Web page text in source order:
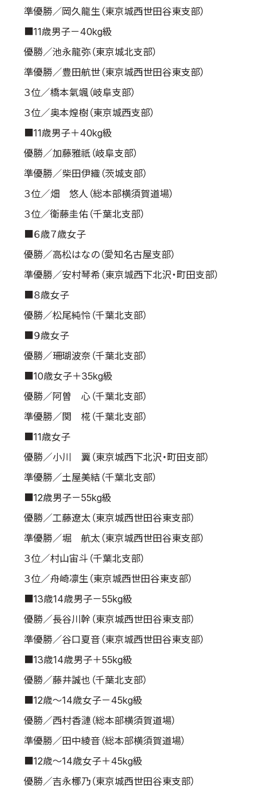
準優勝／岡久龍生（東京城西世田谷東支部）
■11歳男子－40kg級
優勝／池永龍弥（東京城北支部）
準優勝／豊田航世（東京城西世田谷東支部）
３位／橋本氣颯（岐阜支部）
３位／奥本煌樹（東京城西支部）
■11歳男子＋40kg級
優勝／加藤雅祇（岐阜支部）
準優勝／柴田伊織（茨城支部）
３位／畑 悠人（総本部横須賀道場）
３位／衛藤圭佑（千葉北支部）
■６歳７歳女子
優勝／高松はなの（愛知名古屋支部）
準優勝／安村琴希（東京城西下北沢・町田支部）
■８歳女子
優勝／松尾純怜（千葉北支部）
■９歳女子
優勝／珊瑚波奈（千葉北支部）
■10歳女子＋35kg級
優勝／阿曽 心（千葉北支部）
準優勝／関 椛（千葉北支部）
■11歳女子
優勝／小川 翼（東京城西下北沢・町田支部）
準優勝／土屋美結（千葉北支部）
■12歳男子－55kg級
優勝／工藤遼太（東京城西世田谷東支部）
準優勝／堀 航太（東京城西世田谷東支部）
３位／村山宙斗（千葉北支部）
３位／舟崎凛生（東京城西世田谷東支部）
■13歳14歳男子－55kg級
優勝／長谷川幹（東京城西世田谷東支部）
準優勝／谷口夏音（東京城西世田谷東支部）
■13歳14歳男子＋55kg級
優勝／藤井誠也（千葉北支部）
■12歳～14歳女子－45kg級
優勝／西村香漣（総本部横須賀道場）
準優勝／田中綾音（総本部横須賀道場）
■12歳～14歳女子＋45kg級
優勝／吉永梛乃（東京城西世田谷東支部）